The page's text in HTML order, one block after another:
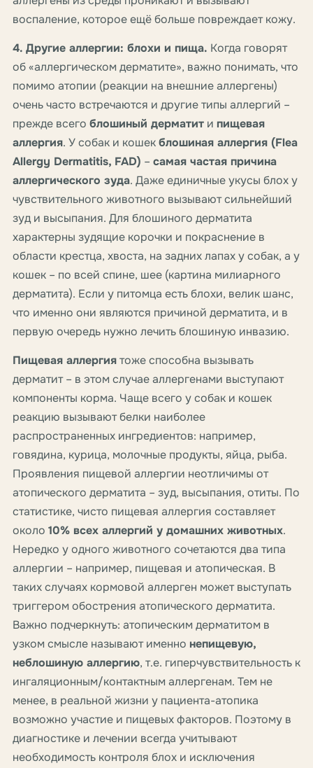
воспаление, которое ещё больше повреждает кожу.
4. Другие аллергии: блохи и пища. Когда говорят
об «аллергическом дерматите», важно понимать, что
помимо атопии (реакции на внешние аллергены)
очень часто встречаются и другие типы аллергий –
прежде всего блошиный дерматит и пищевая
аллергия. У собак и кошекблошиная аллергия (Flea
Allergy Dermatitis, FAD) – самая частая причина
аллергического зуда. Даже единичные укусы блох у
чувствительного животного вызывают сильнейший
зуд и высыпания. Для блошиного дерматита
характерны зудящие корочки и покраснение в
области крестца, хвоста, на задних лапах у собак, а у
кошек – по всей спине, шее (картина милиарного
дерматита). Если у питомца есть блохи, велик шанс,
что именно они являются причиной дерматита, и в
первую очередь нужно лечить блошиную инвазию.
Пищевая аллергиятоже способна вызывать
дерматит – в этом случае аллергенами выступают
компоненты корма. Чаще всего у собак и кошек
реакцию вызывают белки наиболее
распространенных ингредиентов: например,
говядина, курица, молочные продукты, яйца, рыба.
Проявления пищевой аллергии неотличимы от
атопического дерматита – зуд, высыпания, отиты. По
статистике, чисто пищевая аллергия составляет
около 10% всех аллергий у домашних животных.
Нередко у одного животного сочетаются два типа
аллергии – например, пищевая и атопическая. В
таких случаях кормовой аллерген может выступать
триггером обострения атопического дерматита.
Важно подчеркнуть: атопическим дерматитом в
узком смысле называют именно непищевую,
неблошиную аллергию, т.е. гиперчувствительность к
ингаляционным/контактным аллергенам. Тем не
менее, в реальной жизни у пациента-атопика
возможно участие и пищевых факторов. Поэтому в
диагностике и лечении всегда учитывают
необходимость контроля блох и исключения